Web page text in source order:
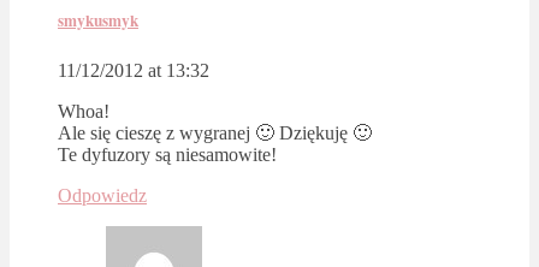
smykusmyk
11/12/2012 at 13:32
Whoa!
Ale się cieszę z wygranej 🙂 Dziękuję 🙂
Te dyfuzory są niesamowite!
Odpowiedz